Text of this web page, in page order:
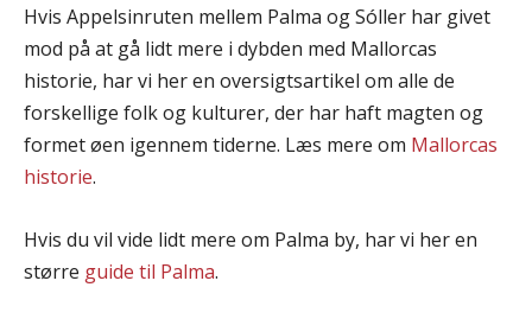
Hvis Appelsinruten mellem Palma og Sóller har givet
mod på at gå lidt mere i dybden med Mallorcas
historie, har vi her en oversigtsartikel om alle de
forskellige folk og kulturer, der har haft magten og
formet øen igennem tiderne. Læs mere om Mallorcas
historie.
Hvis du vil vide lidt mere om Palma by, har vi her en
større guide til Palma.